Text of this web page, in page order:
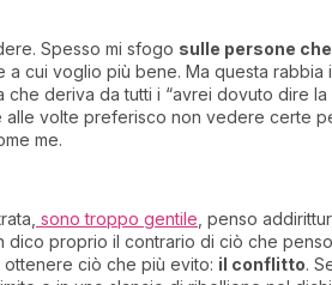
Spesso mi sfogo sulle persone
cui voglio più bene. Ma questa rabbia
deriva da tutti i “avrei dovuto dire la
alle volte preferisco non vedere certe
me.
sono troppo gentile , penso
proprio il contrario di ciò che
ottenere ciò che più evito: il conflitto.